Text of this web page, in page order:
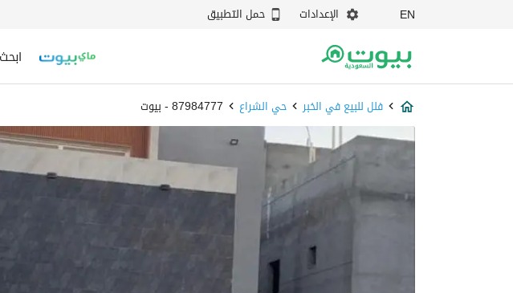
EN الإعدادات حمل التطبيق
فلل للبيع في الخبر حي الشراع 87984777 - بيوت